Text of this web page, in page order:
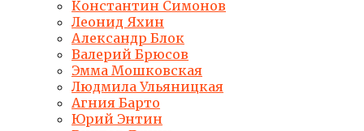
Константин Симонов
Леонид Яхин
Александр Блок
Валерий Брюсов
Эмма Мошковская
Людмила Ульяницкая
Агния Барто
Юрий Энтин